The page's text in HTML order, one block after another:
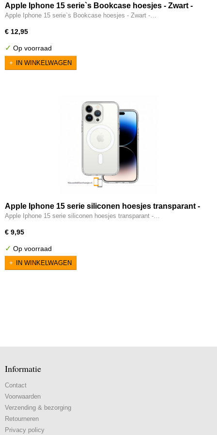
Apple Iphone 15 serie`s Bookcase hoesjes - Zwart -
Sluitmagneet in het hoesje verwerkt
Apple Iphone 15 serie`s Bookcase hoesjes - Zwart -…
€ 12,95
✓ Op voorraad
IN WINKELWAGEN
Apple Iphone 15 serie siliconen hoesjes transparant -
Geschikt voor MagSafe
Apple Iphone 15 serie siliconen hoesjes transparant -…
€ 9,95
✓ Op voorraad
IN WINKELWAGEN
Informatie
Contact
Voorwaarden
Verzending & bezorging
Retourneren
Privacy policy